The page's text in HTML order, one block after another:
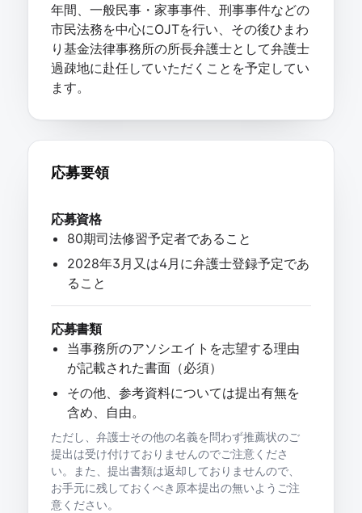
年間、一般民事・家事事件、刑事事件などの
市民法務を中心にOJTを行い、その後ひまわ
り基金法律事務所の所長弁護士として弁護士
過疎地に赴任していただくことを予定してい
ます。
応募要領
応募資格
80期司法修習予定者であること
2028年3月又は4月に弁護士登録予定であ
ること
応募書類
当事務所のアソシエイトを志望する理由
が記載された書面（必須）
その他、参考資料については提出有無を
含め、自由。
ただし、弁護士その他の名義を問わず推薦状のご
提出は受け付けておりませんのでご注意くださ
い。また、提出書類は返却しておりませんので、
お手元に残しておくべき原本提出の無いようご注
意ください。